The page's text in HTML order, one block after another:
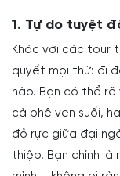
1. Tự do tuyệt
Khác với các tour
quyết mọi thứ: đi
nào. Bạn có thể
cà phê ven suối,
đỏ rực giữa đại
thiệp. Bạn chính là